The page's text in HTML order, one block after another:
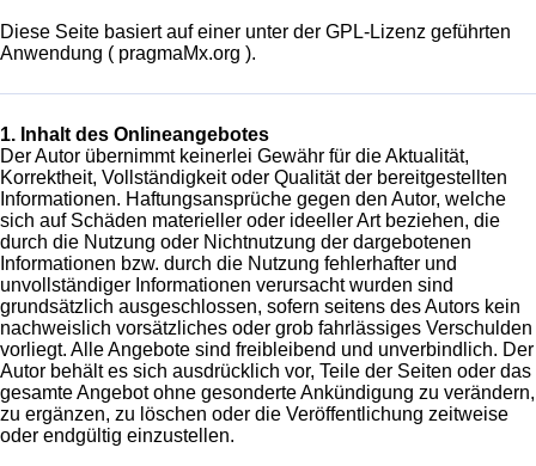
Diese Seite basiert auf einer unter der GPL-Lizenz geführten
Anwendung ( pragmaMx.org ).
1. Inhalt des Onlineangebotes
Der Autor übernimmt keinerlei Gewähr für die Aktualität,
Korrektheit, Vollständigkeit oder Qualität der bereitgestellten
Informationen. Haftungsansprüche gegen den Autor, welche
sich auf Schäden materieller oder ideeller Art beziehen, die
durch die Nutzung oder Nichtnutzung der dargebotenen
Informationen bzw. durch die Nutzung fehlerhafter und
unvollständiger Informationen verursacht wurden sind
grundsätzlich ausgeschlossen, sofern seitens des Autors kein
nachweislich vorsätzliches oder grob fahrlässiges Verschulden
vorliegt. Alle Angebote sind freibleibend und unverbindlich. Der
Autor behält es sich ausdrücklich vor, Teile der Seiten oder das
gesamte Angebot ohne gesonderte Ankündigung zu verändern,
zu ergänzen, zu löschen oder die Veröffentlichung zeitweise
oder endgültig einzustellen.